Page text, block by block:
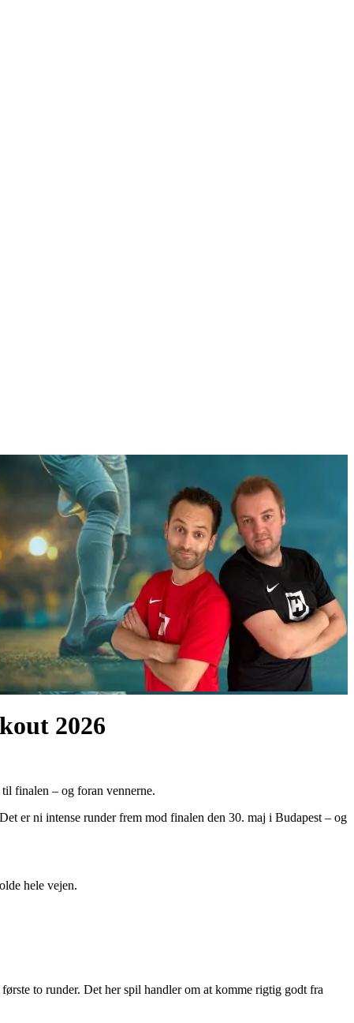
2026
finalen – og foran vennerne.
er ni intense runder frem mod finalen den 30. maj i Budapest – og
hele vejen.
to runder. Det her spil handler om at komme rigtig godt fra